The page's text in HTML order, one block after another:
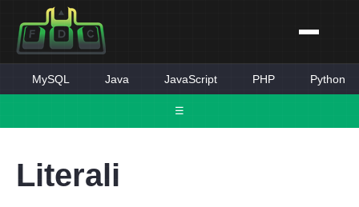
☰
MySQL Java JavaScript PHP Python
Literali